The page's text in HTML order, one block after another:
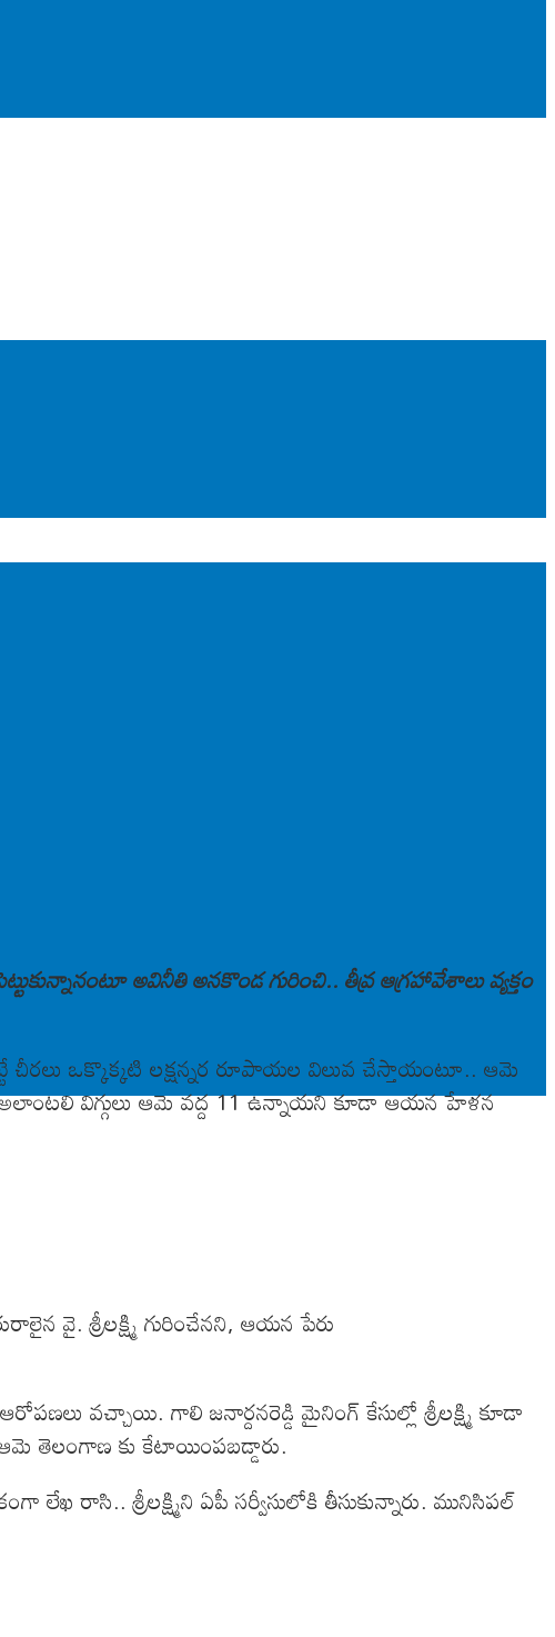
అవినీతి అనకొండ గురించి.. తీవ్ర ఆగ్రహావేశాలు వ్యక్తం
ఒక్కొక్కటి లక్షన్నర రూపాయల విలువ చేస్తాయంటూ.. ఆమె
విగ్గులు ఆమె వద్ద 11 ఉన్నాయని కూడా ఆయన హేళన
వై. శ్రీలక్ష్మి గురించేనని, ఆయన పేరు
వచ్చాయి. గాలి జనార్దనరెడ్డి మైనింగ్ కేసుల్లో శ్రీలక్ష్మి కూడా
ఆమె తెలంగాణ కు కేటాయింపబడ్డారు.
రాసి.. శ్రీలక్ష్మిని ఏపీ సర్వీసులోకి తీసుకున్నారు. మునిసిపల్